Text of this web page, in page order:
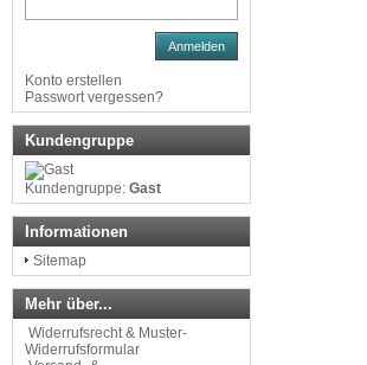
Anmelden
Konto erstellen
Passwort vergessen?
Kundengruppe
Kundengruppe: Gast
Informationen
Sitemap
Mehr über...
Widerrufsrecht & Muster-
Widerrufsformular